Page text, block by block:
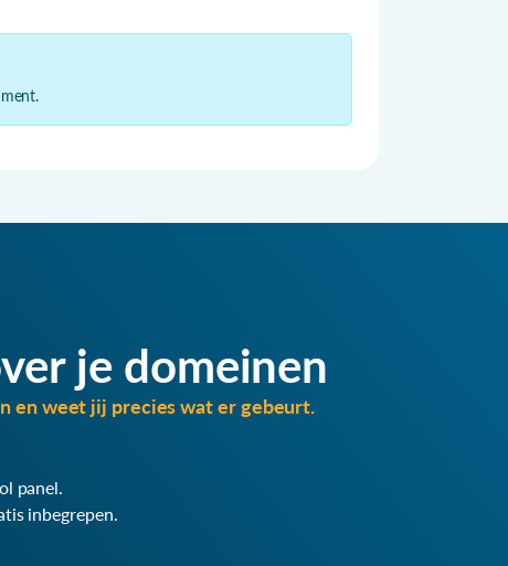
je domeinen
en weet jij precies wat er gebeurt.
panel.
inbegrepen.